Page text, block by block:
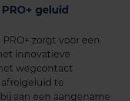
geluid
zorgt voor een
innovatieve
wegcontact
te
aan een aangename